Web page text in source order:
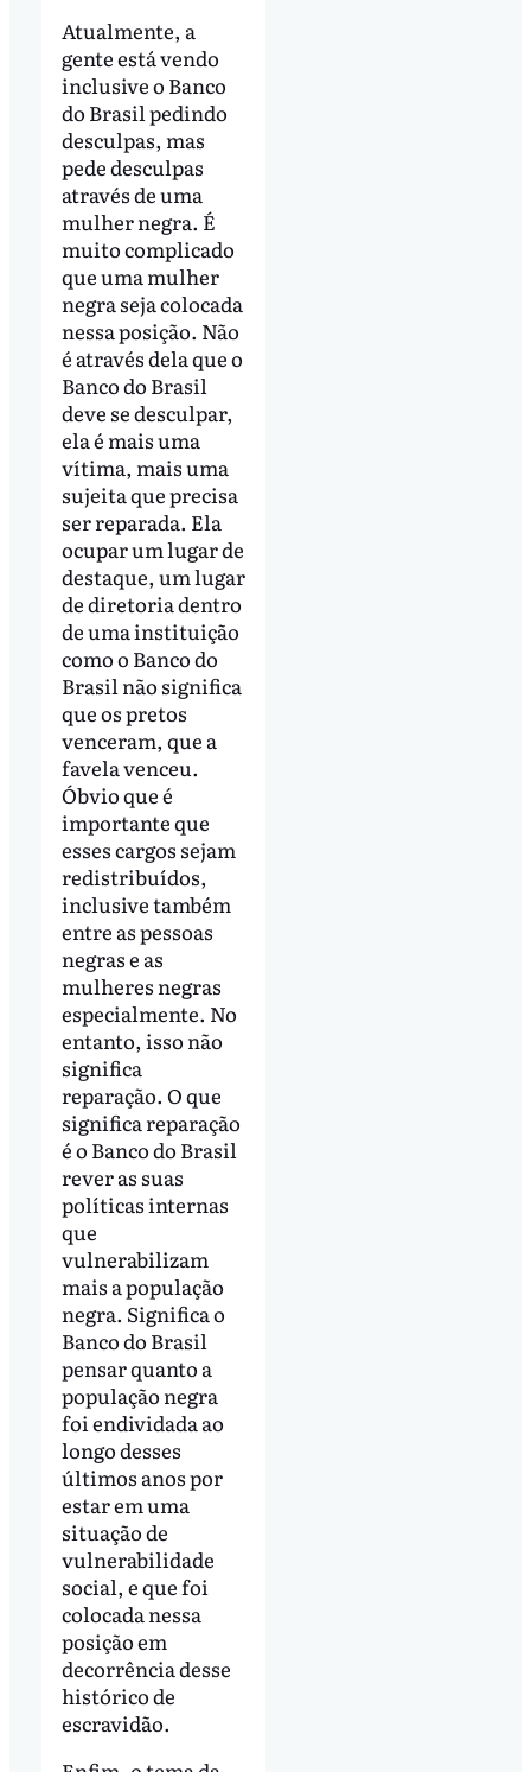
Atualmente, a
gente está vendo
inclusive o Banco
do Brasil pedindo
desculpas, mas
pede desculpas
através de uma
mulher negra. É
muito complicado
que uma mulher
negra seja colocada
nessa posição. Não
é através dela que o
Banco do Brasil
deve se desculpar,
ela é mais uma
vítima, mais uma
sujeita que precisa
ser reparada. Ela
ocupar um lugar de
destaque, um lugar
de diretoria dentro
de uma instituição
como o Banco do
Brasil não significa
que os pretos
venceram, que a
favela venceu.
Óbvio que é
importante que
esses cargos sejam
redistribuídos,
inclusive também
entre as pessoas
negras e as
mulheres negras
especialmente. No
entanto, isso não
significa
reparação. O que
significa reparação
é o Banco do Brasil
rever as suas
políticas internas
que
vulnerabilizam
mais a população
negra. Significa o
Banco do Brasil
pensar quanto a
população negra
foi endividada ao
longo desses
últimos anos por
estar em uma
situação de
vulnerabilidade
social, e que foi
colocada nessa
posição em
decorrência desse
histórico de
escravidão.